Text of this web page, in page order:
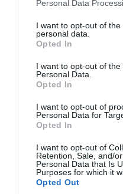
not limited to your visit or
grant or deny consent to
use your data for below
consent section.
Personal Data
I want to opt-out of
personal data.
Opted In
I want to opt-out of the
Personal Data.
Opted In
I want to opt-out of
Personal Data for
Opted In
I want to opt-out of
Retention, Sale, and/
Personal Data that Is
Purposes for which it
Opted Out
Ο Γιάννης Αλαφούζος
Κωνσταντίνο Ζούλα